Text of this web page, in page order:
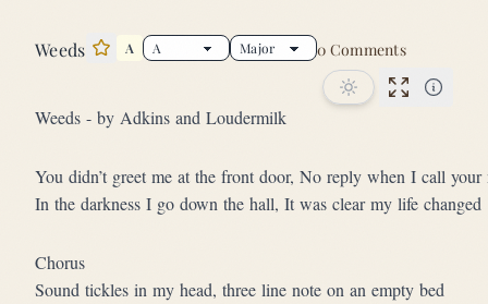
Weeds Star this song
A 0 Comments
Weeds - by Adkins and Loudermilk
You didn’t greet me at the front door, No reply when I call your
In the darkness I go down the hall, It was clear my life changed
Chorus
Sound tickles in my head, three line note on an empty bed